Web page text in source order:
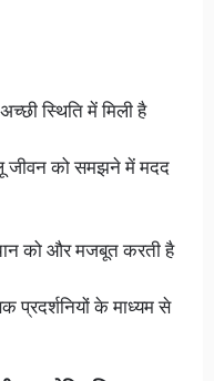
स्थिति में मिली है
जीवन को समझने में मदद
को और मजबूत करती है
प्रदर्शनियों के माध्यम से